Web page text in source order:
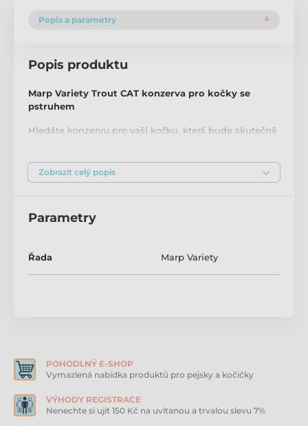
Popis a parametry
Popis produktu
Marp Variety Trout CAT konzerva pro kočky se
pstruhem
Hledáte konzervu pro vaší kočku, která bude skutečně
bílkovin ze živočišných zdrojů, což je zařadí mezi top
produkty na trhu. A jak je typické pro všechny
- Kombinace svaloviny a vnitřností
mouka 2 %, Lignocelulóza 1 %, Uhličitan vápenatý
0,4%.
Nutriční aditiva na kg:
Vitamin A (3a672a) 1,000 IU, Vitamin D3 (Ea671) 220 IU,
Vitamin E (3a700) 120 mg, Vitamin B1 (3a821) 1 mg,
Zobrazit celý popis
Parametry
Řada Marp Variety
POHODLNÝ E-SHOP
Vymazlená nabídka produktů pro pejsky a kočičky
VÝHODY REGISTRACE
Nenechte si ujít 150 Kč na uvítanou a trvalou slevu 7%